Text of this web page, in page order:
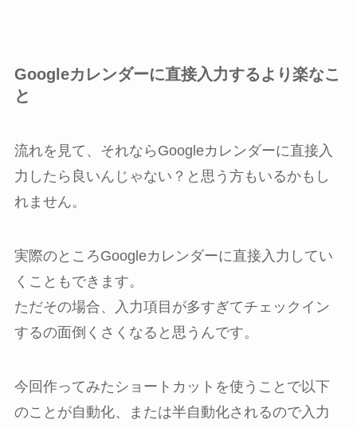
Googleカレンダーに直接入力するより楽なこ
と
流れを見て、それならGoogleカレンダーに直接入
力したら良いんじゃない？と思う方もいるかもし
れません。
実際のところGoogleカレンダーに直接入力してい
くこともできます。
ただその場合、入力項目が多すぎてチェックイン
するの面倒くさくなると思うんです。
今回作ってみたショートカットを使うことで以下
のことが自動化、または半自動化されるので入力